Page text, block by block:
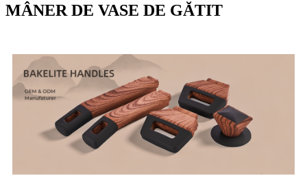
MÂNER DE VASE DE GĂTIT